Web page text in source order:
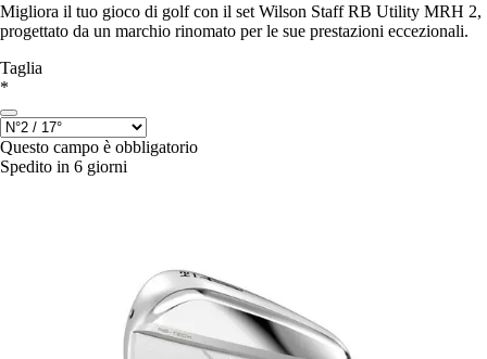
Migliora il tuo gioco di golf con il set Wilson Staff RB Utility MRH 2,
progettato da un marchio rinomato per le sue prestazioni eccezionali.
Taglia
*
Questo campo è obbligatorio
Spedito in 6 giorni